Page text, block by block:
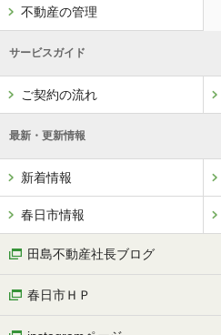
不動産の管理
サービスガイド
ご契約の流れ
最新・更新情報
新着情報
春日市情報
田島不動産社長ブログ
春日市ＨＰ